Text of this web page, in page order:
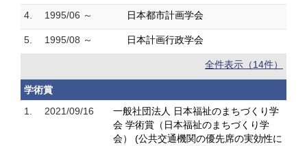
4. 1995/06 ～ 日本都市計画学会
5. 1995/08 ～ 日本計画行政学会
全件表示（14件）
学術賞
1.
2021/09/16
一般社団法人 日本福祉のまちづくり学
会 学術賞（日本福祉のまちづくり学
会） (公共交通機関の優先席の実効性に